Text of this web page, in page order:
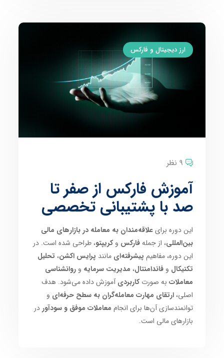
ارز دیجیتال و فارکس
9 نظر
آموزش فارکس از صفر تا
صد با پشتیبانی تخصصی
این دوره برایعلاقه‌مندان به معامله در بازارهای مالی
بین‌المللی، از جملهفارکس وکریپتو، طراحی شده است. در
این دوره، مفاهیم پیشرفته‌ای مانند پرایس اکشن، تحلیل
تکنیکال وفاندامنتال، مدیریت سرمایه وروانشناسی
معاملات به صورتکاربردیآموزش داده می‌شود. هدف
اصلی،ارتقای مهارت معامله‌گران به سطح حرفه‌ای و
توانمندسازی آن‌ها برای انجام معاملات موفق و سودآور در
بازارهای مالی است.